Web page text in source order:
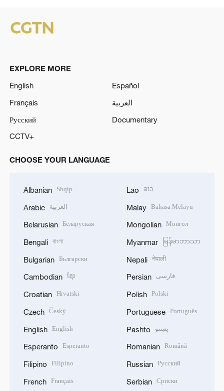
EXPLORE MORE
English
Español
Français
العربية
Русский
Documentary
CCTV+
CHOOSE YOUR LANGUAGE
Albanian Shqip
Arabic العربية
Belarusian Беларуская
Bengali বাংলা
Bulgarian Български
Cambodian ខ្មែរ
Croatian Hrvatski
Czech Český
English English
Esperanto Esperanto
Filipino Filipino
French Français
Lao ລາວ
Malay Bahasa Melayu
Mongolian Монгол
Myanmar မြန်မာဘာသာ
Nepali नेपाली
Persian فارسی
Polish Polski
Portuguese Português
Pashto پښتو
Romanian Română
Russian Русский
Serbian Српски